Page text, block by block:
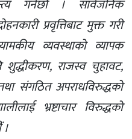
गर्नेछौं । सार्वजनिक
प्रवृत्तिबाट मुक्त गरी
व्यवस्थाको व्यापक
शुद्धीकरण, राजस्व चुहावट,
संगठित अपराधविरुद्धको
भ्रष्टाचार विरुद्धको